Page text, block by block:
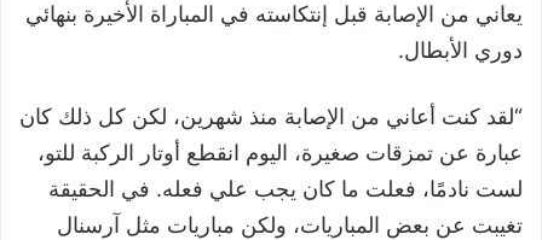
يعاني من الإصابة قبل إنتكاسته في المباراة الأخيرة بنهائي
دوري الأبطال.
“لقد كنت أعاني من الإصابة منذ شهرين، لكن كل ذلك كان
عبارة عن تمزقات صغيرة، اليوم انقطع أوتار الركبة للتو،
لست نادمًا، فعلت ما كان يجب علي فعله. في الحقيقة
تغيبت عن بعض المباريات، ولكن مباريات مثل آرسنال